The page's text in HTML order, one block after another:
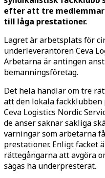
efter att tre medlemmar
till låga prestationer.
Lagret är arbetsplats för
underleverantören Ceva
Arbetarna är antingen
bemanningsföretag.
Det hela handlar om tre
att den lokala fackklubben
Ceva Logistics Nordic
de anser saknar sakliga
varningar som arbetarna
prestationer. Enligt facket
rättegångarna att avgöra
sägas ha underpresterat.